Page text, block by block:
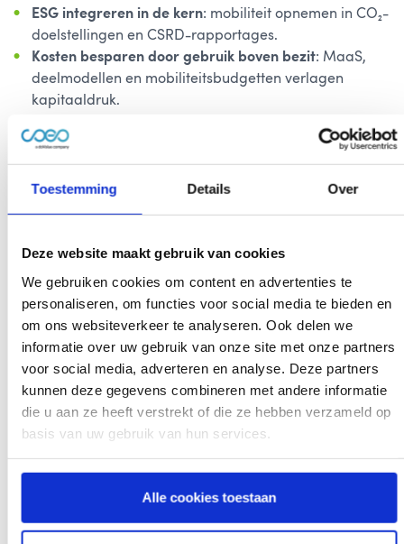
Toestemming Details Over
Deze website maakt gebruik van cookies
We gebruiken cookies om content en advertenties te
personaliseren, om functies voor social media te bieden en
om ons websiteverkeer te analyseren. Ook delen we
informatie over uw gebruik van onze site met onze partners
voor social media, adverteren en analyse. Deze partners
kunnen deze gegevens combineren met andere informatie
die u aan ze heeft verstrekt of die ze hebben verzameld op
basis van uw gebruik van hun services.
Alle cookies toestaan
ESG integreren in de kern: mobiliteit opnemen in CO₂-
doelstellingen en CSRD-rapportages.
Kosten besparen door gebruik boven bezit: MaaS,
deelmodellen en mobiliteitsbudgetten verlagen
kapitaaldruk.
V2G tot autonome voertuigen, innovaties die cashflow
én merkwaarde versterken.
Voor CFO’s betekent dit meer dan alleen voldoen aan
rapportage-eisen zoals de CSRD. Zij moeten actief sturen
welke impact hebben leaseauto’s, deeloplossingen of
zakelijke reizen op de CO₂-footprint? Hoe vertaal je dat
in kostenbesparingen en tegelijkertijd in reputatiewinst
richting investeerders en klanten? Mobiliteit wordt
daarmee een strategische knop waar de CFO direct aan
kan draaien om zowel compliance, rendement als
maatschappelijke doelstellingen te realiseren.
Conclusie
mobiliteitsinnovatie. Van MaaS tot V2G, van autonome